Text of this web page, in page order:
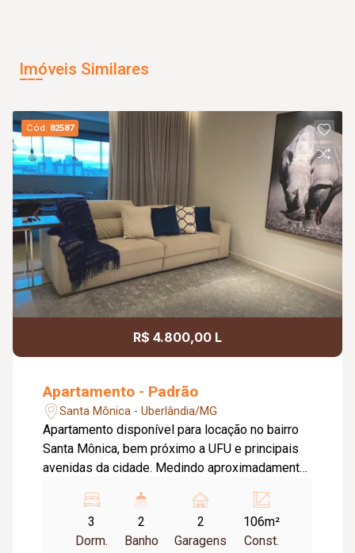
Imóveis Similares
Cód. 82587
R$ 4.800,00 L
Apartamento - Padrão
Santa Mônica - Uberlândia/MG
Apartamento disponível para locação no bairro
Santa Mônica, bem próximo a UFU e principais
avenidas da cidade. Medindo aproximadamente
marcenaria e iluminação, totalmente climatizado,
também conta com projeto de janelas e portas
anti ruídos, e possibilidade de integração da
3
Dorm.
2
Banho
2
Garagens
106m²
Const.